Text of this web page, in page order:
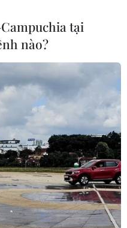
tại
nào?